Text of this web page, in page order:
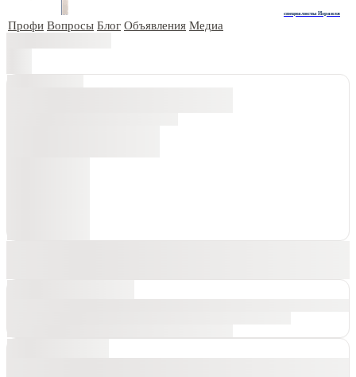
специалисты Израиля
Профи Вопросы Блог Объявления Медиа